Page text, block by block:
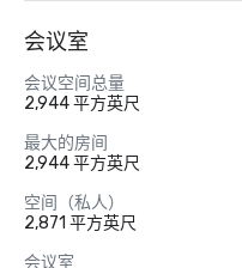
会议室
会议空间总量
2,944 平方英尺
最大的房间
2,944 平方英尺
空间（私人）
2,871 平方英尺
会议室